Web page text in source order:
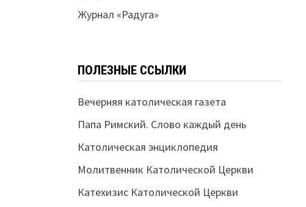
Журнал «Радуга»
ПОЛЕЗНЫЕ ССЫЛКИ
Вечерняя католическая газета
Папа Римский. Слово каждый день
Католическая энциклопедия
Молитвенник Католической Церкви
Катехизис Католической Церкви